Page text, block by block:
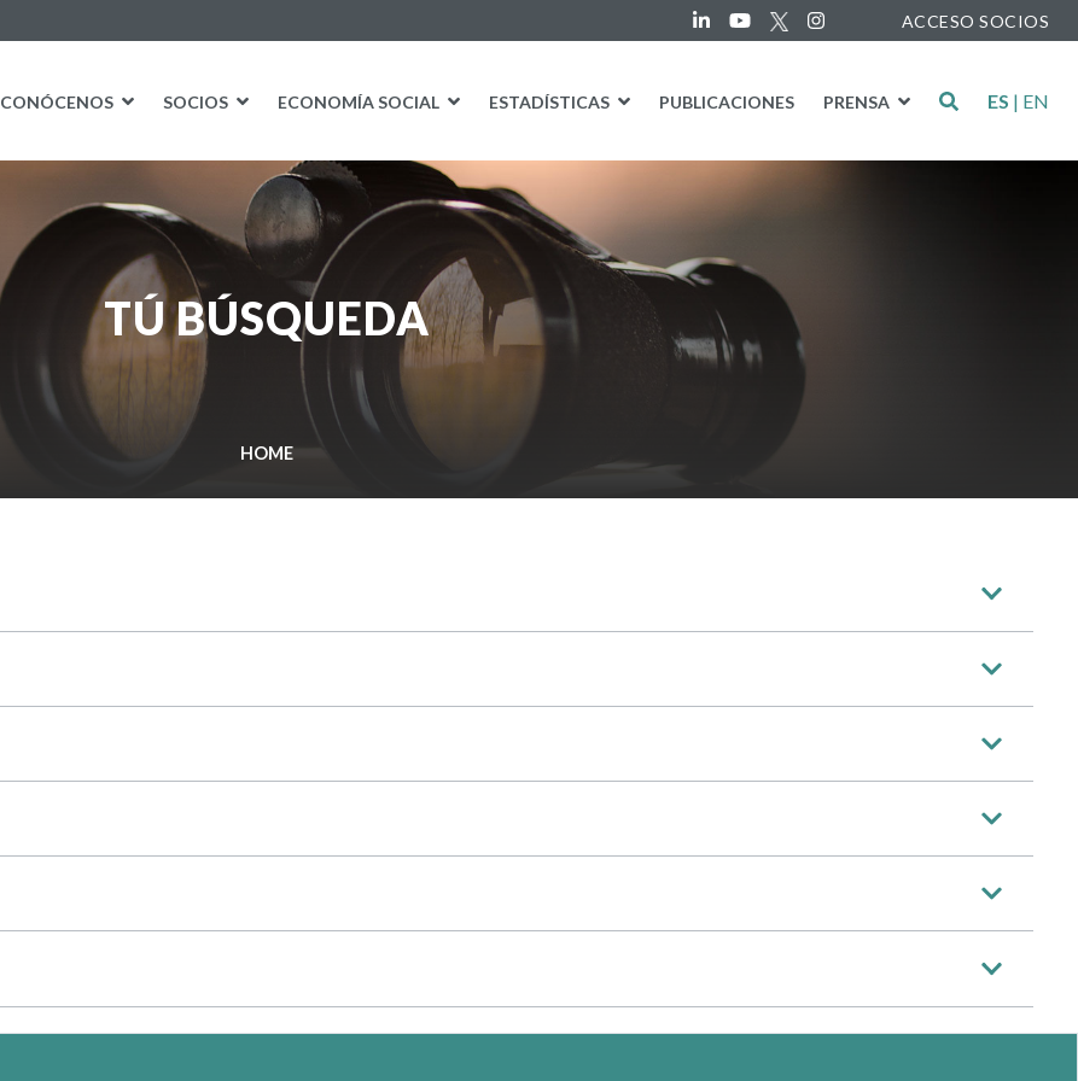
ACCESO SOCIOS
CONÓCENOS SOCIOS ECONOMÍA SOCIAL ESTADÍSTICAS PUBLICACIONES PRENSA ES | EN
TÚ BÚSQUEDA
HOME